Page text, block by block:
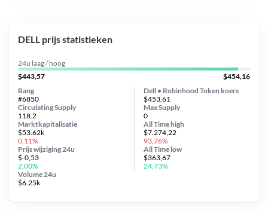
DELL prijs statistieken
24u laag / hoog
$443,57
$454,16
Dell • Robinhood Token koers
$453,61
Circulating Supply
118.2
Prijs wijziging 24u
$-0,53
2,00%
Max Supply
0
Marktkapitalisatie
$53.62k
0,11%
Volume 24u
$6.25k
Rang
#6850
All Timehigh
$7.274,22
93,76%
All Time low
$363,67
24,73%